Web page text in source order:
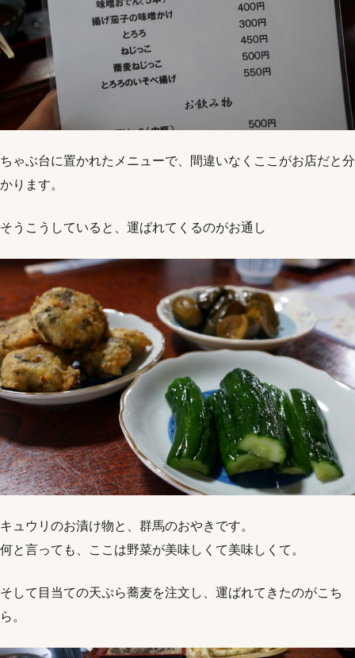
ちゃぶ台に置かれたメニューで、間違いなくここがお店だと分
かります。
そうこうしていると、運ばれてくるのがお通し
キュウリのお漬け物と、群馬のおやきです。
何と言っても、ここは野菜が美味しくて美味しくて。
そして目当ての天ぷら蕎麦を注文し、運ばれてきたのがこち
ら。